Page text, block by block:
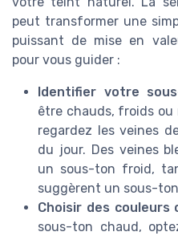
peut transformer une
puissant de mise en
pour vous guider :
Identifier votre
être chauds, froids ou
regardez les veines
du jour. Des veines
un sous-ton froid,
suggèrent un sous-
Choisir des couleurs
sous-ton chaud,